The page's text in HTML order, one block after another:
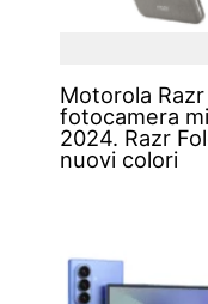
Motorola
fotocamera
2024. Razr
nuovi colori